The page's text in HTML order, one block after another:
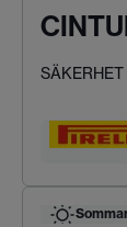
Hitta ditt